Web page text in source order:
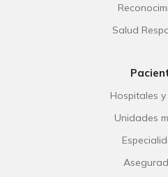
Salud
Hospitales
Unidades